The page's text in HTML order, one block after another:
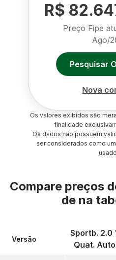
R$
Preço Fipe
Ago/
Pesquisar
Nova
Os valores exibidos são
finalidade
Os dados não possuem
ser considerados como
Compare preços
de na
Versão
Sportb. 2.0
Quat.